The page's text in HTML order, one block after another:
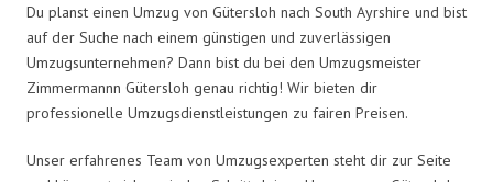
Du planst einen Umzug von Gütersloh nach South Ayrshire und bist
auf der Suche nach einem günstigen und zuverlässigen
Umzugsunternehmen? Dann bist du bei den Umzugsmeister
Zimmermannn Gütersloh genau richtig! Wir bieten dir
professionelle Umzugsdienstleistungen zu fairen Preisen.
Unser erfahrenes Team von Umzugsexperten steht dir zur Seite